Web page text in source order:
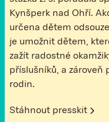
Kynšperk nad Ohří.
určena dětem
je umožnit dětem,
zažít radostné
příslušníků, a
rodin.
Stáhnout presskit